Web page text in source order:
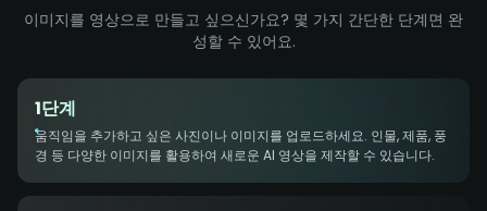
이미지를 영상으로 만들고 싶으신가요? 몇 가지 간단한 단계면 완
성할 수 있어요.
1단계
움직임을 추가하고 싶은 사진이나 이미지를 업로드하세요. 인물, 제품, 풍
경 등 다양한 이미지를 활용하여 새로운 AI 영상을 제작할 수 있습니다.